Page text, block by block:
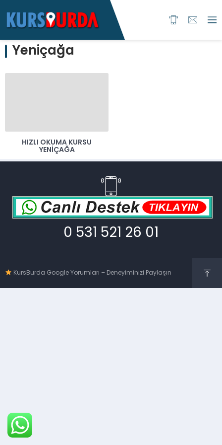
Yeniçağa
HIZLI OKUMA KURSU
YENIÇAĞA
0 531 521 26 01
KursBurda Google Yorumları – Deneyiminizi Paylaşın